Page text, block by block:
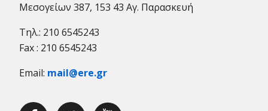
Μεσογείων 387, 153 43 Αγ. Παρασκευή
Τηλ.: 210 6545243
Fax : 210 6545243
Email: mail@ere.gr